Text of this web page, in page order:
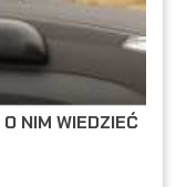
NIM WIEDZIEĆ